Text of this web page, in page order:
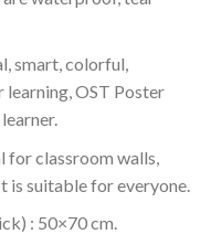
smart, colorful,
learning, OST Poster
for classroom walls,
is suitable for everyone.
: 50×70 cm.